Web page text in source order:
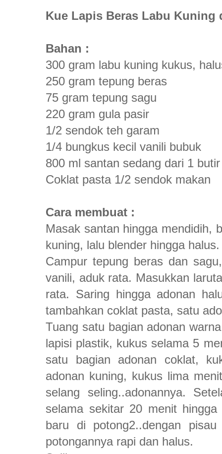
Kue Lapis Beras Labu Kuning
Bahan :
300 gram labu kuning kukus,
250 gram tepung beras
75 gram tepung sagu
220 gram gula pasir
1/2 sendok teh garam
1/4 bungkus kecil vanili bubuk
800 ml santan sedang dari 1
Coklat pasta 1/2 sendok makan
Cara membuat :
Masak santan hingga mendidih,
kuning, lalu blender hingga halus.
Campur tepung beras dan
vanili, aduk rata. Masukkan
rata. Saring hingga adonan
tambahkan coklat pasta, satu
Tuang satu bagian adonan
lapisi plastik, kukus selama 5
satu bagian adonan coklat,
adonan kuning, kukus lima
selang seling..adonannya.
selama sekitar 20 menit
baru di potong2..dengan
potongannya rapi dan halus.